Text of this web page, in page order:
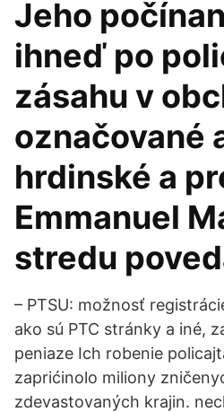
Jeho
ihneď po
zásahu v
označované
hrdinské a
Emmanuel
stredu
– PTSU: možnosť
ako sú PTC stránky a iné,
peniaze Ich robenie
zaprićinolo miliony
zdevastovaných krajin.